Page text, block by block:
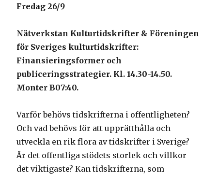
Fredag 26/9
Nätverkstan Kulturtidskrifter & Föreningen
för Sveriges kulturtidskrifter:
Finansieringsformer och
publiceringsstrategier. Kl. 14.30-14.50.
MonterB07:40.
Varför behövs tidskrifterna i offentligheten?
Och vad behövs för att upprätthålla och
utveckla en rik flora av tidskrifter i Sverige?
Är det offentliga stödets storlek och villkor
det viktigaste? Kan tidskrifterna, som